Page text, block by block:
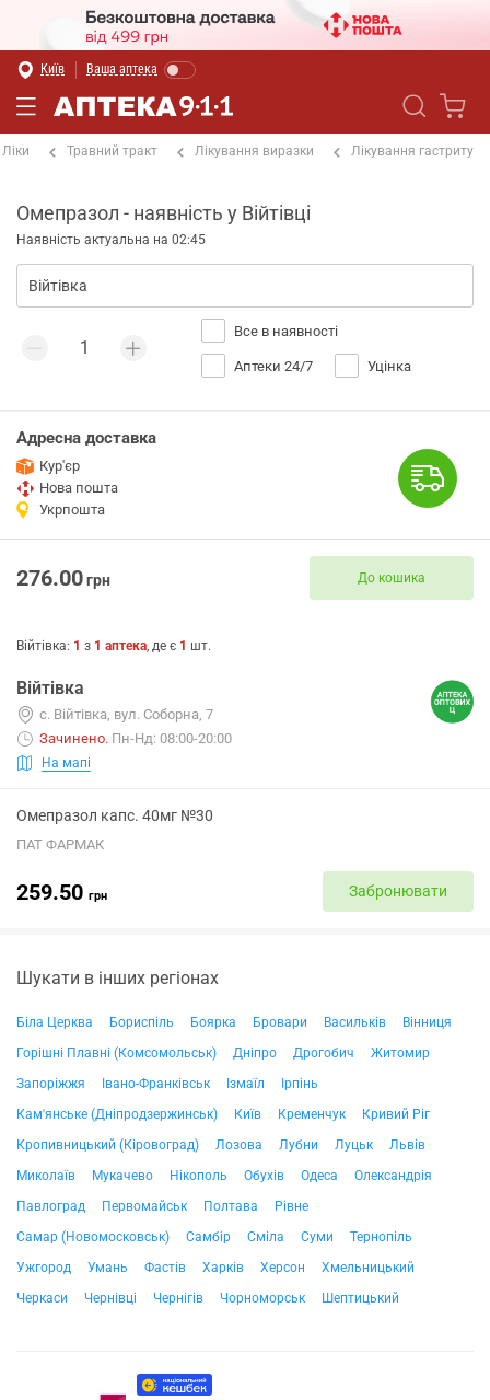
Київ Ваша аптека
Ліки Травний тракт Лікування виразки Лікування гастриту
Омепразол - наявність у Війтівці
Наявність актуальна на 02:45
Все в наявності
Аптеки 24/7 Уцінка
Адресна доставка
Кур'єр
Нова пошта
Укрпошта
276.00грн До кошика
Війтівка: 1 з 1 аптека, де є 1 шт.
Війтівка
с. Війтівка, вул. Соборна, 7
Зачинено. Пн-Нд: 08:00-20:00
На мапі
Омепразол капс. 40мг №30
ПАТ ФАРМАК
259.50 грн Забронювати
Шукати в інших регіонах
Біла Церква Бориспіль Боярка Бровари Васильків
Вінниця
Горішні Плавні (Комсомольськ)
Дніпро Дрогобич
Житомир
Запоріжжя
Івано-Франківськ Ізмаїл
Ірпінь
Кам'янське (Дніпродзержинськ)
Київ Кременчук
Кривий Ріг
Кропивницький (Кіровоград)
Лозова Лубни Луцьк
Львів
Миколаїв
Мукачево Нікополь Обухів Одеса
Олександрія
Павлоград
Первомайськ Полтава
Рівне
Самар (Новомосковськ)
Самбір Сміла Суми
Тернопіль
Ужгород
Умань Фастів Харків Херсон
Хмельницький
Черкаси
Чернівці Чернігів Чорноморськ Шептицький